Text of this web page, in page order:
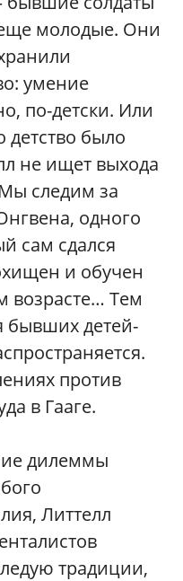
молодые. Они
умение
по-детски. Или
детство было
не ищет выхода
следим за
одного
сам сдался
и обучен
возрасте… Тем
бывших детей-
против
в Гааге.
дилеммы
Литтелл
традиции,